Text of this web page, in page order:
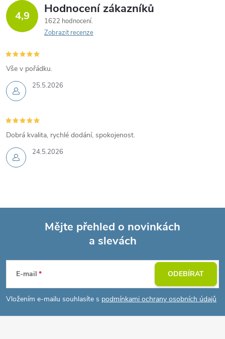
4,9 Hodnocení zákazníků
1622 hodnocení
Zobrazit recenze
25.5.2026
Vše v pořádku.
24.5.2026
Dobrá kvalita, rychlé dodání, spokojenost.
p
a
Mějte přehled o novinkách
a slevách
E-mail
Vložením e-mailu souhlasíte s podmínkami ochrany osobních údajů
ODEBÍRAT